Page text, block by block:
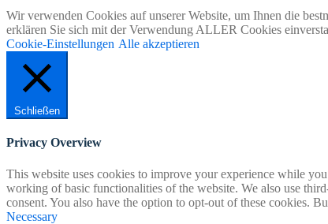
Wir verwenden Cookies auf unserer Website, um Ihnen die
erklären Sie sich mit der Verwendung ALLER Cookies
Cookie-Einstellungen Alle akzeptieren
Schließen
Privacy Overview
This website uses cookies to improve your experience while
working of basic functionalities of the website. We also use
consent. You also have the option to opt-out of these cookies.
Necessary